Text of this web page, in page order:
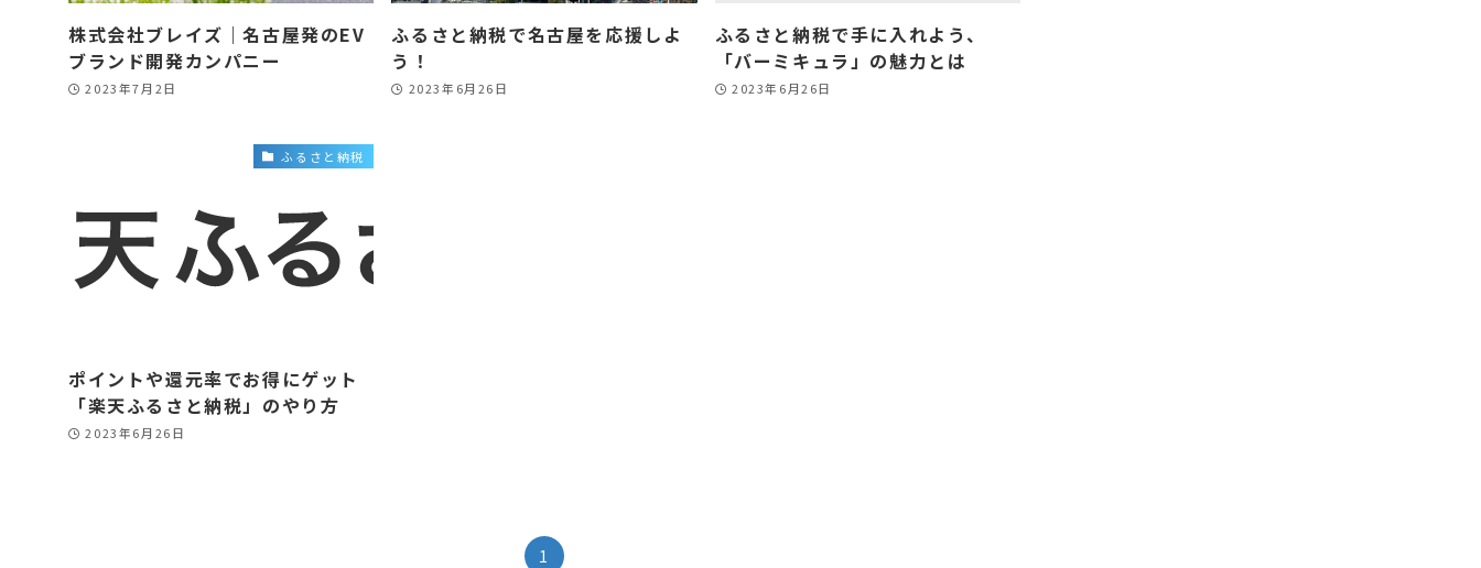
株式会社ブレイズ｜名古屋発のEV
ブランド開発カンパニー
2023年7月2日
ふるさと納税で名古屋を応援しよ
う！
2023年6月26日
ふるさと納税で手に入れよう、
「バーミキュラ」の魅力とは
2023年6月26日
ふるさと納税
ポイントや還元率でお得にゲット
「楽天ふるさと納税」のやり方
2023年6月26日
1